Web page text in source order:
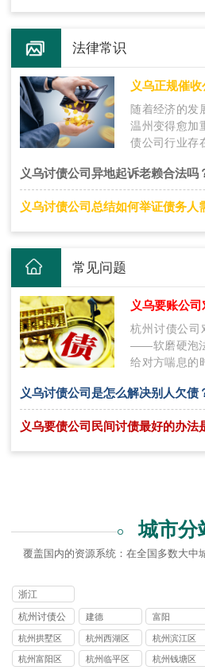
法律常识
随着经济的发
温州变得愈加
债公司行业存
探…
常见问题
义乌要账公
杭州讨债公司
——软磨硬泡
给对方喘息的
过…
义乌要债公司民间讨债最好的办法
城市分
覆盖国内的资源系统：在全国多数大中
浙江
杭州讨债公
司
建德 富阳
杭州拱墅区
讨债公司
杭州西湖区
讨债公司
杭州滨江区
讨债公司
杭州富阳区
杭州临平区
杭州钱塘区